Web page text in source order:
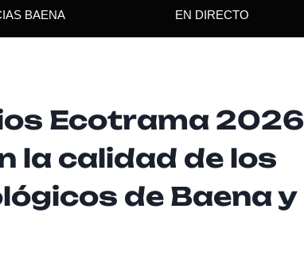
BAENA EN DIRECTO
Ecotrama 2026
la calidad de los
de Baena y